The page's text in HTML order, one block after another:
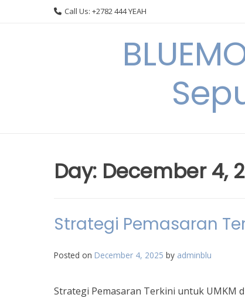
Call Us: +2782 444 YEAH
Day: December 4,
Strategi Pemasaran
Posted on December 4, 2025 by adminblu
Strategi Pemasaran Terkini untuk UMKM